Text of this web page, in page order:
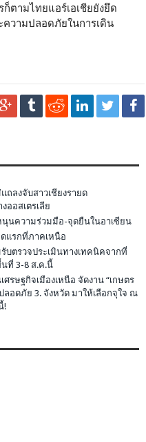
ตามไทยแอร์เอเชียยังยึด
ความปลอดภัยในการเดิน
ถลงจับสาวเชียงรายด
ออสเตรเลีย
นุนความร่วมมือ-จุดยืนในอาเซียน
ดแรกที่ภาคเหนือ
บตรวจประเมินทางเทคนิคจากที่
ที่ 3-8 ส.ค.นี้
รษฐกิจเมืองเหนือ จัดงาน “เกษตร
ลอดภัย 3. จังหวัด มาให้เลือกจุใจ ณ
!